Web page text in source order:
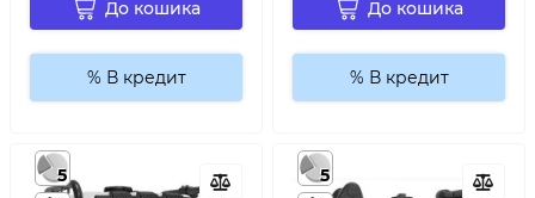
До кошика
% В кредит
До кошика
% В кредит
5
5